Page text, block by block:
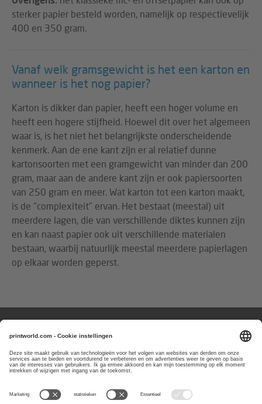
sterker papier besteld worden, namelijk op respectievelijk
400 en 350 gram.
Vanaf welk gramsgewicht is het een karton en
wanneer is het nog papier?
Karton is dikker dan papier, heeft een hoger volume en
heeft een hogere stijfheid. Hoewel dit over het algemeen
waar is, is het niet het belangrijkste onderscheidende
kenmerk. Aan de ene kant zijn er al relatief dunne
kartonsoorten met een gramgewicht van minder dan 200
gram, maar aan de andere kant zijn er ook papiersoorten
van 250 gram en meer. Wat karton tot een karton maakt,
is de "complexiteit" ervan. Het bestaat (meestal) uit
meerdere lagen, die van verschillende diktes kunnen zijn
en kan naast papier ook uit verschillende materialen
bestaan, waarbij natuurlijk meestal meerdere papierlagen
op elkaar worden geperst.
Vragen of aanmerkingen?
Wij zijn bereikbaar vanmaandag t/m
vrijdag van 8:00 tot 17:00 uur